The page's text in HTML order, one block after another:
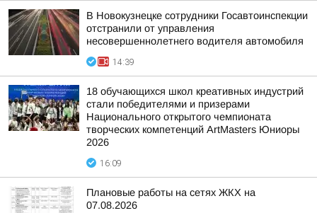
В Новокузнецке сотрудники Госавтоинспекции
отстранили от управления
несовершеннолетнего водителя автомобиля
14:39
18 обучающихся школ креативных индустрий
стали победителями и призерами
Национального открытого чемпионата
творческих компетенций ArtMasters Юниоры
2026
16:09
Плановые работы на сетях ЖКХ на
07.08.2026